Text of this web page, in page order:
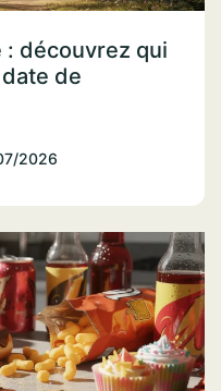
: découvrez qui
de
2026